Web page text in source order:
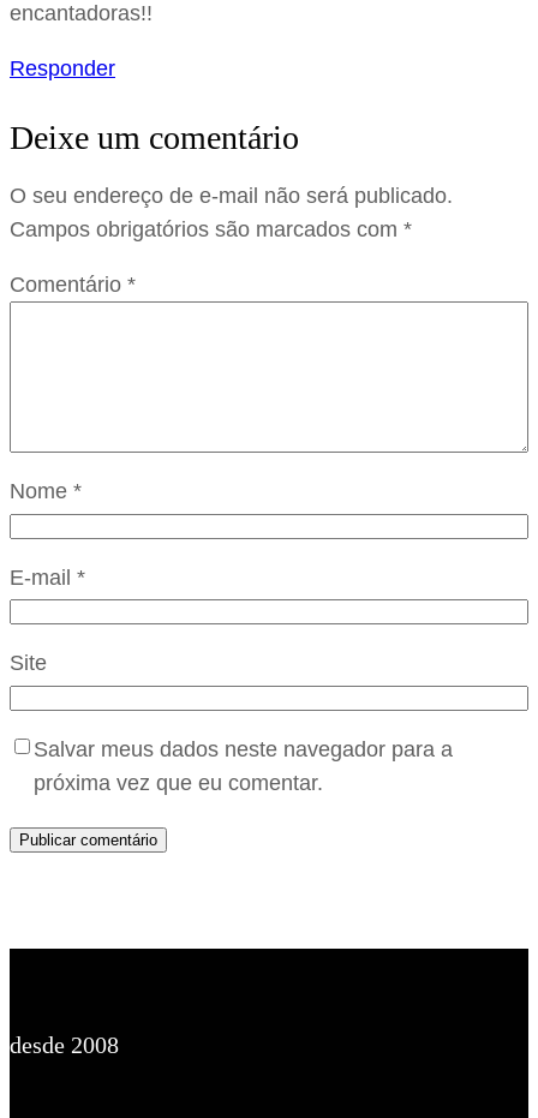
encantadoras!!
Responder
Deixe um comentário
O seu endereço de e-mail não será publicado.
Campos obrigatórios são marcados com *
Comentário *
Nome *
E-mail *
Site
Salvar meus dados neste navegador para a
próxima vez que eu comentar.
desde 2008